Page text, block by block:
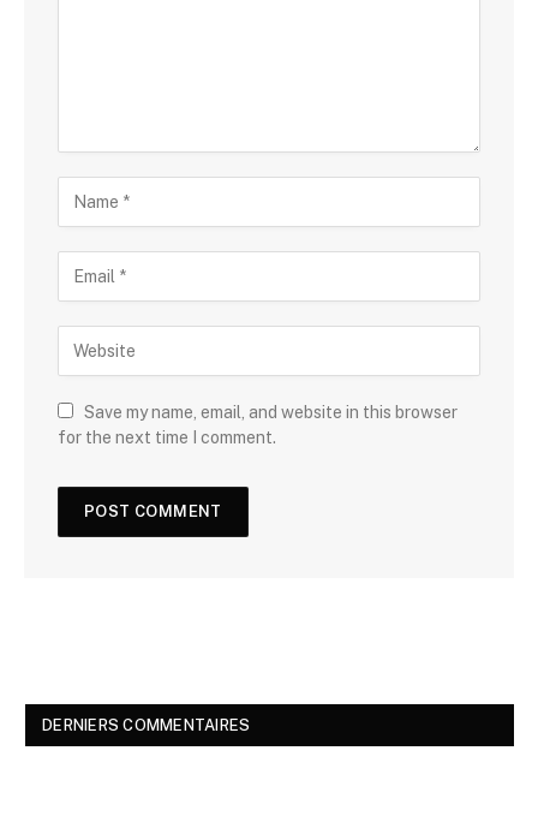
Save my name, email, and website in this browser
for the next time I comment.
DERNIERS COMMENTAIRES